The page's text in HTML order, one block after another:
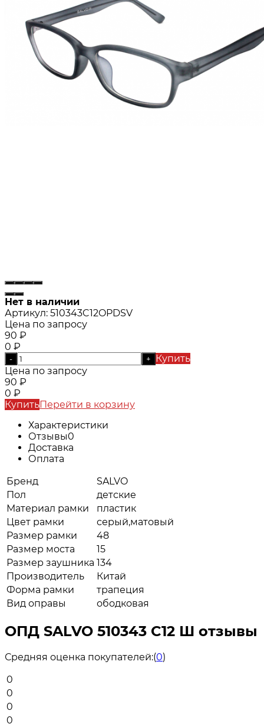
Нет в наличии
Артикул: 510343C12OPDSV
Цена по запросу
90 ₽
0 ₽
- +
Купить
Цена по запросу
90 ₽
0 ₽
КупитьПерейти в корзину
Характеристики
Отзывы0
Доставка
Оплата
Бренд
SALVO
Пол
детские
Материал рамки
пластик
Цвет рамки
серый,матовый
Размер рамки
48
Размер моста
15
Размер заушника 134
Производитель
Китай
Форма рамки
трапеция
Вид оправы
ободковая
ОПД SALVO 510343 C12 Ш отзывы
Средняя оценка покупателей:(0)
0
0
0
0